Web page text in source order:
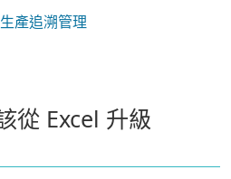
產追溯管理
從 Excel 升級